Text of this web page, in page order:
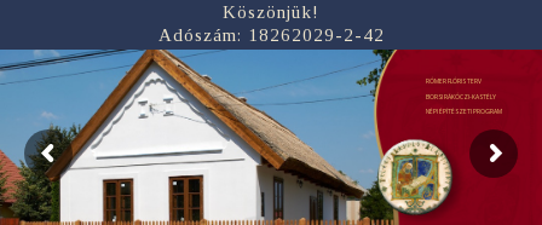
Köszönjük!
Adószám: 18262029-2-42
RÓMER FLÓRIS TERV
BORSI RÁKÓCZI-KASTÉLY
NÉPI ÉPÍTÉSZETI PROGRAM